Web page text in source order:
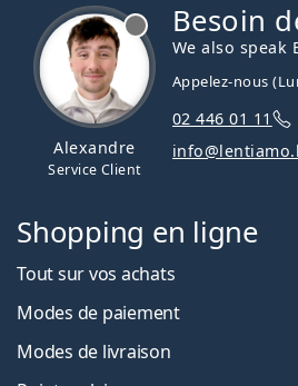
Alexandre
Service Client
Besoin
We also speak
Appelez-nous
02 446 01 11
Shopping en ligne
Tout sur vos achats
Modes de paiement
Modes de livraison